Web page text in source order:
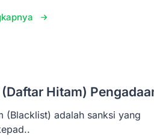
Hitam)
(Blacklist) adalah sanksi yang